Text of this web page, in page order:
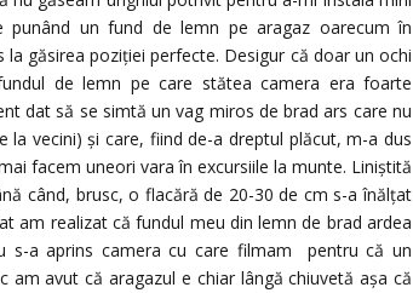
un fund de lemn pe aragaz oarecum în
găsirea poziției perfecte. Desigur că doar un ochi
de lemn pe care stătea camera era foarte
dat să se simtă un vag miros de brad ars care nu
la vecini) și care, fiind de-a dreptul plăcut, m-a dus
facem uneori vara în excursiile la munte. Liniștită
când, brusc, o flacără de 20-30 de cm s-a înălțat
am realizat că fundul meu din lemn de brad ardea
s-a aprins camera cu care filmam pentru că un
avut că aragazul e chiar lângă chiuvetă așa că